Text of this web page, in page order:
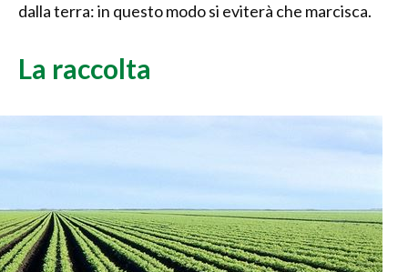
dalla terra: in questo modo si eviterà che marcisca.
La raccolta